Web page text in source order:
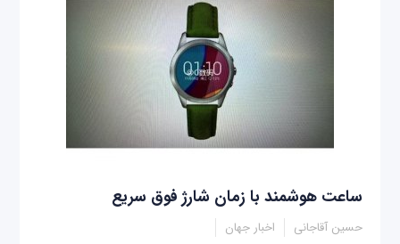
ساعت هوشمند با زمان شارژ فوق سریع
حسین آقاجانی اخبار جهان